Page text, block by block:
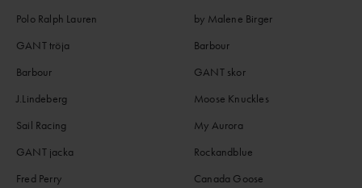
Polo Ralph Lauren
GANT tröja
Barbour
J.Lindeberg
Sail Racing
GANT jacka
Fred Perry
by Malene Birger
Barbour
GANT skor
Moose Knuckles
My Aurora
Rockandblue
Canada Goose